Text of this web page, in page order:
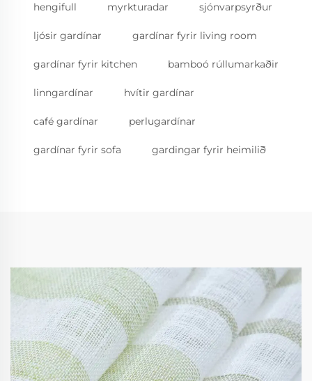
hengifull myrkturadar sjónvarpsyrður
ljósir gardínar gardínar fyrir living room
gardínar fyrir kitchen bamboó rúllumarkaðir
linngardínar hvítir gardínar
café gardínar perlugardínar
gardínar fyrir sofa gardingar fyrir heimilið